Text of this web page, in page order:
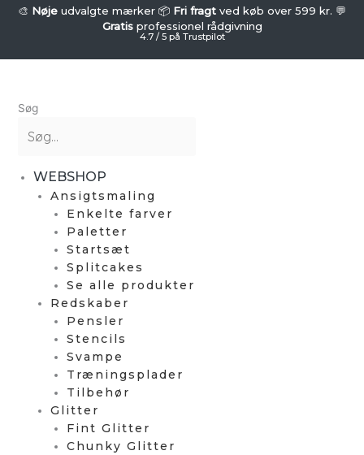
🎨 Nøje udvalgte mærker 📦 Fri fragt ved køb over 599 kr. 💬
Gratisprofessionel rådgivning
4.7 / 5 på Trustpilot
Søg
WEBSHOP
Ansigtsmaling
Enkelte farver
Paletter
Startsæt
Splitcakes
Se alle produkter
Redskaber
Pensler
Stencils
Svampe
Træningsplader
Tilbehør
Glitter
Fint Glitter
Chunky Glitter
FUSION
-
Web
antal